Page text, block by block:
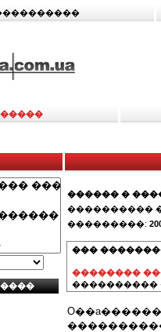
������ �
����������
���������:
���
��������
����������